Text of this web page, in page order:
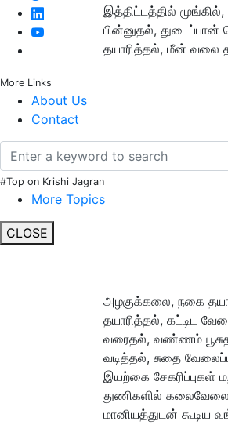
More Links
About Us
Contact
#Top on Krishi Jagran
More Topics
CLOSE
இத்திட்டத்தில்
பின்னுதல்,
தயாரித்தல், மீன் வலை
அழகுக்கலை, நகை
தயாரித்தல், கட்டிட
வரைதல், வண்ணம்
வடித்தல், சுதை
இயற்கை சேகரிப்புகள்
துணிகளில்
மானியத்துடன் கூடிய